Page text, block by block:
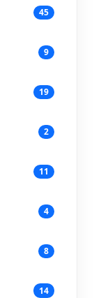
45
9
19
2
11
4
8
14